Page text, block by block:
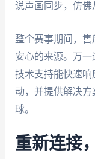
说声画同步，仿佛
整个赛事期间，
安心的来源。万
技术支持能快速
动，并提供解决
球。
重新连接